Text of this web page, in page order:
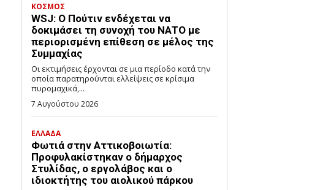
ΚΟΣΜΟΣ
WSJ: Ο Πούτιν ενδέχεται να
δοκιμάσει τη συνοχή του ΝΑΤΟ με
περιορισμένη επίθεση σε μέλος της
Συμμαχίας
Οι εκτιμήσεις έρχονται σε μια περίοδο κατά την
οποία παρατηρούνται ελλείψεις σε κρίσιμα
πυρομαχικά,...
7 Αυγούστου 2026
ΕΛΛΑΔΑ
Φωτιά στην Αττικοβοιωτία:
Προφυλακίστηκαν ο δήμαρχος
Στυλίδας, ο εργολάβος και ο
ιδιοκτήτης του αιολικού πάρκου